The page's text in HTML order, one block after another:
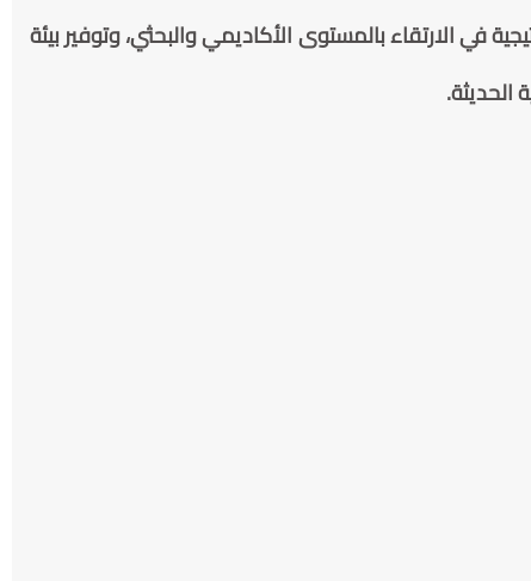
في الارتقاء بالمستوى الأكاديمي والبحثي، وتوفير بيئة
الحديثة.